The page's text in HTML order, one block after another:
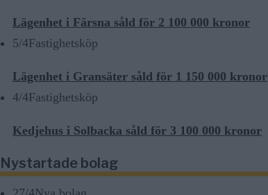
Lägenhet i Färsna såld för 2 100 000 kronor
5/4Fastighetsköp
Lägenhet i Gransäter såld för 1 150 000 kronor
4/4Fastighetsköp
Kedjehus i Solbacka såld för 3 100 000 kronor
Nystartade bolag